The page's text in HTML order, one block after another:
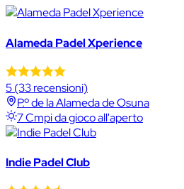
Alameda Padel Xperience
5(33 recensioni)
P.º de la Alameda de Osuna
7 Cmpi da gioco all'aperto
Indie Padel Club